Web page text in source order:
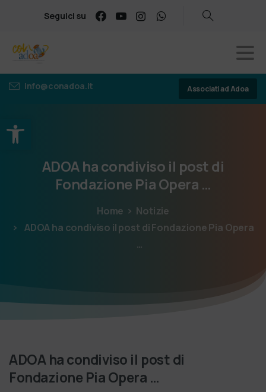
Apri la barra degli strumenti
Seguici su
info@conadoa.it Associati ad Adoa
ADOAhacondiviso il post di
Fondazione PiaOpera …
Home
Notizie
ADOA ha condiviso il post di Fondazione Pia Opera
…
ADOA hacondiviso il postdi
Fondazione PiaOpera …